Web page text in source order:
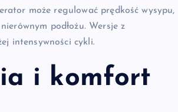
może regulować prędkość wysypu,
podłożu. Wersje z
intensywności cykli.
i komfort